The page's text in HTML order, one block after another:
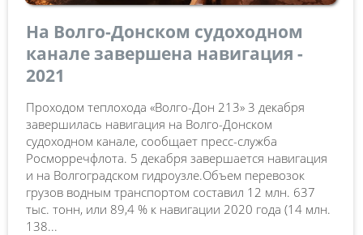
На Волго-Донском судоходном
канале завершена навигация -
2021
Проходом теплохода «Волго-Дон 213» 3 декабря
завершилась навигация на Волго-Донском
судоходном канале, сообщает пресс-служба
Росморречфлота. 5 декабря завершается навигация
и на Волгоградском гидроузле.Объем перевозок
грузов водным транспортом составил 12 млн. 637
тыс. тонн, или 89,4 % к навигации 2020 года (14 млн.
138...